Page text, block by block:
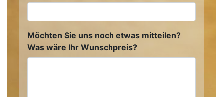
Möchten Sie uns noch etwas mitteilen?
Was wäre Ihr Wunschpreis?